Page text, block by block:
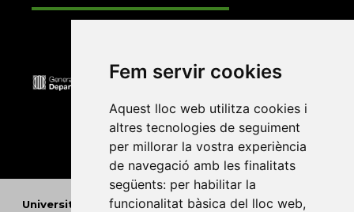
Fem servir cookies
Aquest lloc web utilitza cookies i
altres tecnologies de seguiment
per millorar la vostra experiència
de navegació amb les finalitats
següents: per habilitar la
funcionalitat bàsica del lloc web,
Universitat Abat Oliba CEU•Universitat d'Alacant